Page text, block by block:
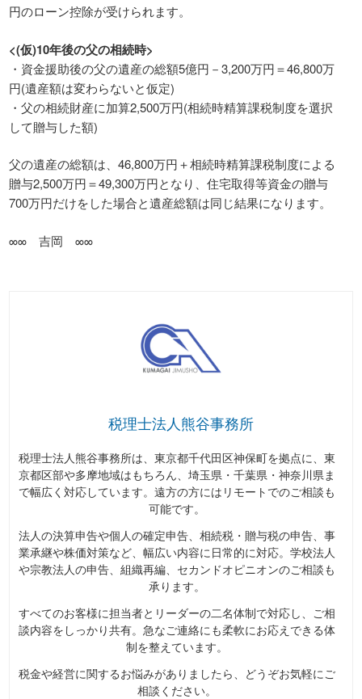
円のローン控除が受けられます。
<(仮)10年後の父の相続時>
・資金援助後の父の遺産の総額5億円－3,200万円＝46,800万
円(遺産額は変わらないと仮定)
・父の相続財産に加算2,500万円(相続時精算課税制度を選択
して贈与した額)
父の遺産の総額は、46,800万円＋相続時精算課税制度による
贈与2,500万円＝49,300万円となり、住宅取得等資金の贈与
700万円だけをした場合と遺産総額は同じ結果になります。
∞∞ 吉岡 ∞∞
税理士法人熊谷事務所
税理士法人熊谷事務所は、東京都千代田区神保町を拠点に、東
京都区部や多摩地域はもちろん、埼玉県・千葉県・神奈川県ま
で幅広く対応しています。遠方の方にはリモートでのご相談も
可能です。
法人の決算申告や個人の確定申告、相続税・贈与税の申告、事
業承継や株価対策など、幅広い内容に日常的に対応。学校法人
や宗教法人の申告、組織再編、セカンドオピニオンのご相談も
承ります。
すべてのお客様に担当者とリーダーの二名体制で対応し、ご相
談内容をしっかり共有。急なご連絡にも柔軟にお応えできる体
制を整えています。
税金や経営に関するお悩みがありましたら、どうぞお気軽にご
相談ください。